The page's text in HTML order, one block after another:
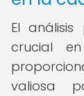
El
crucial
valiosa